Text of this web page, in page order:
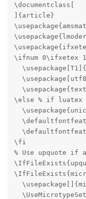
\documentclass[
]{article}
\ifnum 0\ifxetex
\else % if luatex
\fi
% Use upquote